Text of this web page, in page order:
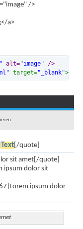
/>
a>
alt="image" />
target="_blank">
Text[/quote]
sit amet[/quote]
ipsum dolor sit
ipsum dolor